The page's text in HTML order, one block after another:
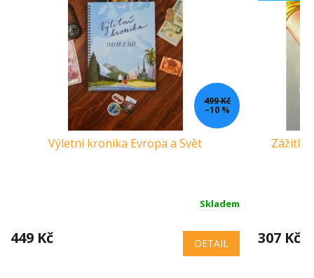
499 Kč
–10 %
Výletní kronika Evropa a Svět
Skladem
449 Kč DETAIL 307 Kč